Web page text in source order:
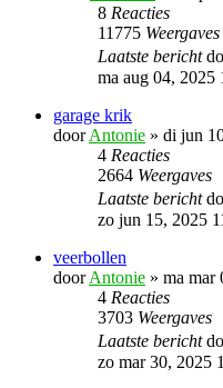
8 Reacties
11775 Weergaves
Laatste bericht
ma aug 04, 2025
garage krik
doorAntonie » di jun
4 Reacties
2664 Weergaves
Laatste bericht
zo jun 15, 2025
veerbollen
doorAntonie » ma mar
4 Reacties
3703 Weergaves
Laatste bericht
zo mar 30, 2025